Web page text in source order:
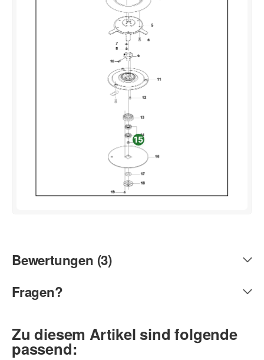
15
Bewertungen (3)
Fragen?
Zu diesem Artikel sind folgende
passend: